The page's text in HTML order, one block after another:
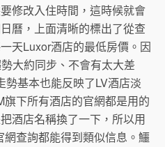
修改入住時間，這時候就會
曆，上面清晰的標出了從查
天Luxor酒店的最低房價。因
大約同步、不會有太大差
基本也能反映了LV酒店淡
下所有酒店的官網都是用的
酒店名稱換了一下，所以用
查詢都能得到類似信息。鱷